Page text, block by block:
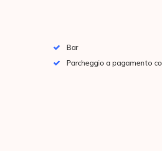
Bar
Parcheggio a pagamento